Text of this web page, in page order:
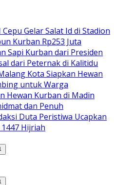
Gelar Salat Id di Stadion
Kurban Rp253 Juta
Sapi Kurban dari Presiden
dari Peternak di Kalitidu
Kota Siapkan Hewan
untuk Warga
Hewan Kurban di Madin
dan Penuh
Duta Peristiwa Ucapkan
Hijriah